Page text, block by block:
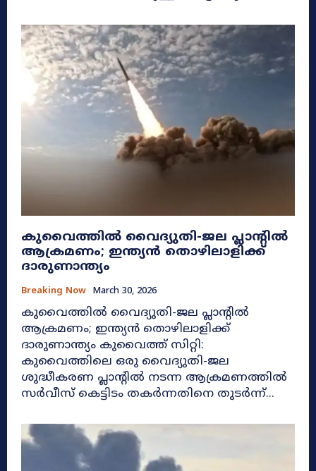
കുവൈത്തിൽ വൈദ്യുതി-ജല പ്ലാന്റിൽ
ആക്രമണം; ഇന്ത്യൻ തൊഴിലാളിക്ക്
ദാരുണാന്ത്യം
Breaking Now March 30, 2026
കുവൈത്തിൽ വൈദ്യുതി-ജല പ്ലാന്റിൽ
ആക്രമണം; ഇന്ത്യൻ തൊഴിലാളിക്ക്
ദാരുണാന്ത്യം കുവൈത്ത് സിറ്റി:
കുവൈത്തിലെ ഒരു വൈദ്യുതി-ജല
ശുദ്ധീകരണ പ്ലാന്റിൽ നടന്ന ആക്രമണത്തിൽ
സർവീസ് കെട്ടിടം തകർന്നതിനെ തുടർന്ന്...